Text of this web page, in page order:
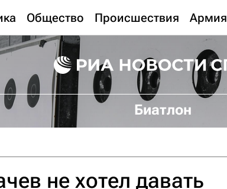
Общество Происшествия Армия
Биатлон
не хотел давать